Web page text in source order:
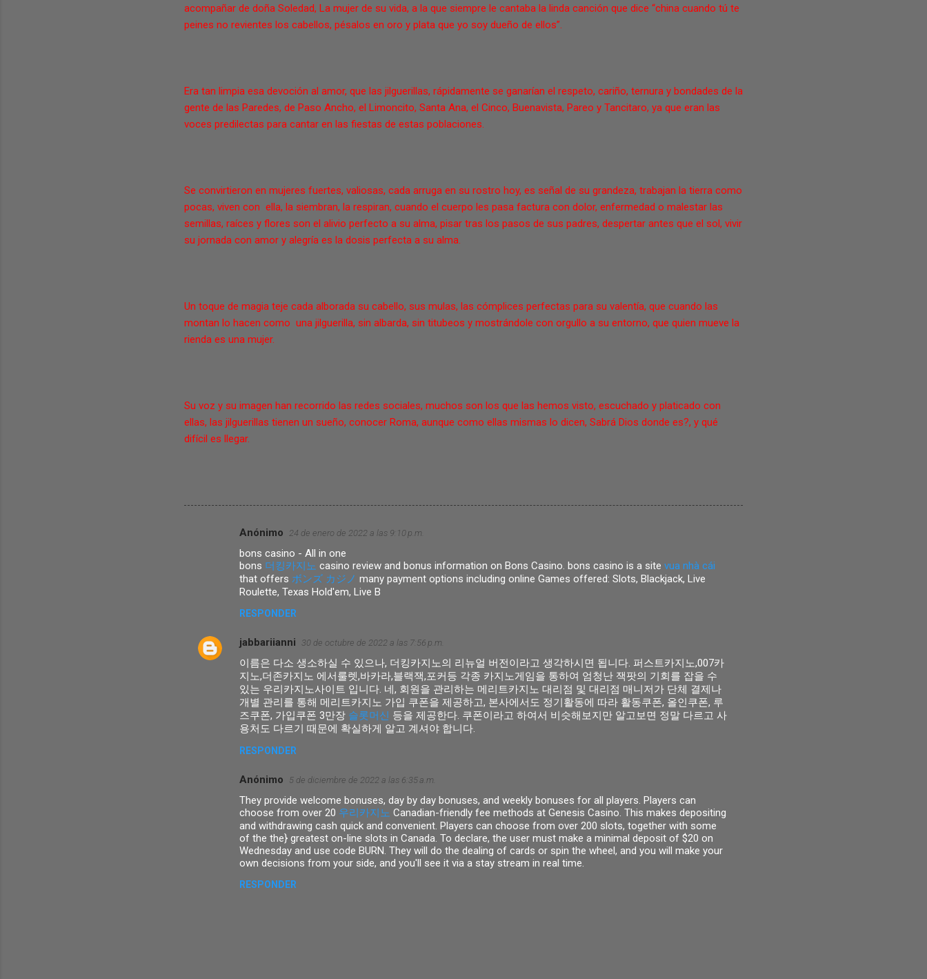
acompañar de doña Soledad, La mujer de su vida, a la que siempre le cantaba la linda canción que dice “china cuando tú te
peines no revientes los cabellos, pésalos en oro y plata que yo soy dueño de ellos”.
Era tan limpia esa devoción al amor, que las jilguerillas, rápidamente se ganarían el respeto, cariño, ternura y bondades de la
gente de las Paredes, de Paso Ancho, el Limoncito, Santa Ana, el Cinco, Buenavista, Pareo y Tancitaro, ya que eran las
voces predilectas para cantar en las fiestas de estas poblaciones.
Se convirtieron en mujeres fuertes, valiosas, cada arruga en su rostro hoy, es señal de su grandeza, trabajan la tierra como
pocas, viven con ella, la siembran, la respiran, cuando el cuerpo les pasa factura con dolor, enfermedad o malestar las
semillas, raíces y flores son el alivio perfecto a su alma, pisar tras los pasos de sus padres, despertar antes que el sol, vivir
su jornada con amor y alegría es la dosis perfecta a su alma.
Un toque de magia teje cada alborada su cabello, sus mulas, las cómplices perfectas para su valentía, que cuando las
montan lo hacen como una jilguerilla, sin albarda, sin titubeos y mostrándole con orgullo a su entorno, que quien mueve la
rienda es una mujer.
Su voz y su imagen han recorrido las redes sociales, muchos son los que las hemos visto, escuchado y platicado con
ellas, las jilguerillas tienen un sueño, conocer Roma, aunque como ellas mismas lo dicen, Sabrá Dios donde es?, y qué
difícil es llegar.
t
a
Anónimo 24 de enero de 2022 a las 9:10 p.m.
bons casino - All in one
bons 더킹카지노 casino review and bonus information on Bons Casino. bons casino is a site vua nhà cái
that offers ボンズ カジノ many payment options including online Games offered: Slots, Blackjack, Live
Roulette, Texas Hold'em, Live B
RESPONDER
jabbariianni 30 de octubre de 2022 a las 7:56 p.m.
이름은 다소 생소하실 수 있으나, 더킹카지노의 리뉴얼 버전이라고 생각하시면 됩니다. 퍼스트카지노,007카
지노,더존카지노 에서룰렛,바카라,블랙잭,포커등 각종 카지노게임을 통하여 엄청난 잭팟의 기회를 잡을 수
있는 우리카지노사이트 입니다. 네, 회원을 관리하는 메리트카지노 대리점 및 대리점 매니저가 단체 결제나
개별 관리를 통해 메리트카지노 가입 쿠폰을 제공하고, 본사에서도 정기활동에 따라 활동쿠폰, 올인쿠폰, 루
즈쿠폰, 가입쿠폰 3만장 슬롯머신 등을 제공한다. 쿠폰이라고 하여서 비슷해보지만 알고보면 정말 다르고 사
용처도 다르기 때문에 확실하게 알고 계셔야 합니다.
RESPONDER
Anónimo 5 de diciembre de 2022 a las 6:35 a.m.
They provide welcome bonuses, day by day bonuses, and weekly bonuses for all players. Players can
choose from over 20 우리카지노 Canadian-friendly fee methods at Genesis Casino. This makes depositing
and withdrawing cash quick and convenient. Players can choose from over 200 slots, together with some
of the the} greatest on-line slots in Canada. To declare, the user must make a minimal deposit of $20 on
Wednesday and use code BURN. They will do the dealing of cards or spin the wheel, and you will make your
own decisions from your side, and you'll see it via a stay stream in real time.
RESPONDER